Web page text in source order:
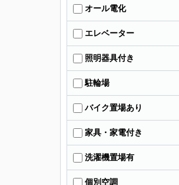
オール電化
エレベーター
照明器具付き
駐輪場
バイク置場あり
家具・家電付き
洗濯機置場有
個別空調